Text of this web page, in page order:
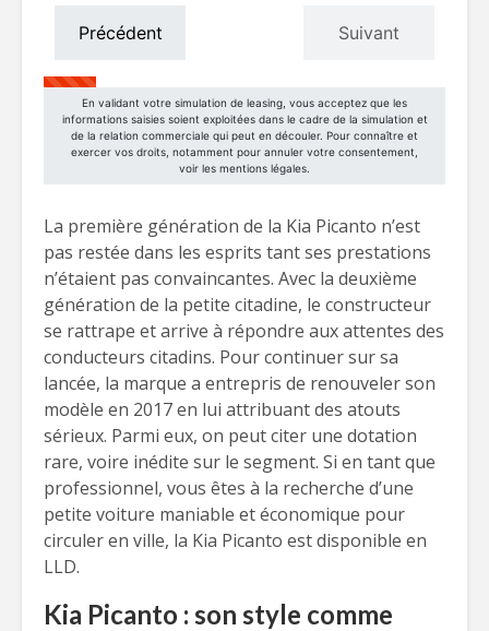
La première génération de la Kia Picanto n’est
pas restée dans les esprits tant ses prestations
n’étaient pas convaincantes. Avec la deuxième
génération de la petite citadine, le constructeur
se rattrape et arrive à répondre aux attentes des
conducteurs citadins. Pour continuer sur sa
lancée, la marque a entrepris de renouveler son
modèle en 2017 en lui attribuant des atouts
sérieux. Parmi eux, on peut citer une dotation
rare, voire inédite sur le segment. Si en tant que
professionnel, vous êtes à la recherche d’une
petite voiture maniable et économique pour
circuler en ville, la Kia Picanto est disponible en
LLD.
Kia Picanto : son style comme